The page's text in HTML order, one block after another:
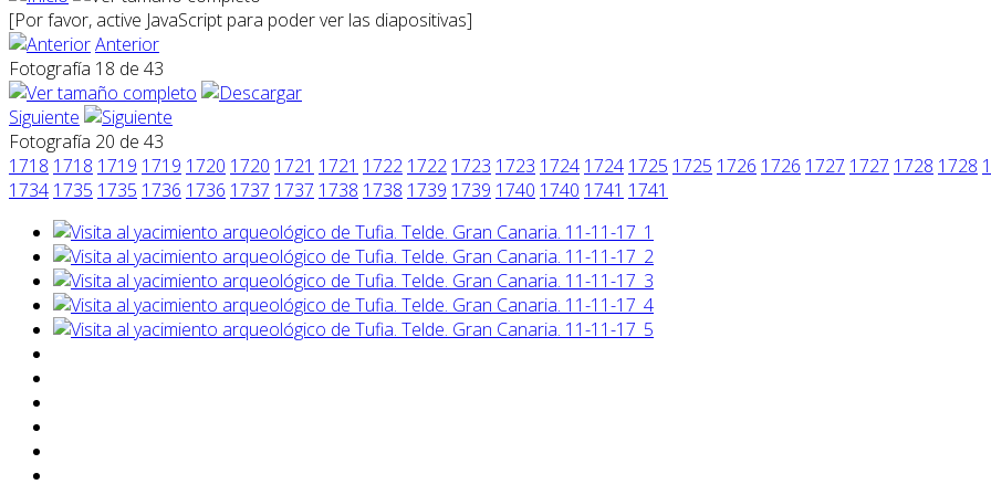
[Por favor, active JavaScript para poder ver las diapositivas]
Anterior
Fotografía 18 de 43
Siguiente
Fotografía 20 de 43
1718 1718 1719 1719 1720 1720 1721 1721 1722 1722 1723 1723 1724 1724 1725 1725 1726 1726 1727 1727 1728 1728
1734 1735 1735 1736 1736 1737 1737 1738 1738 1739 1739 1740 1740 1741 1741